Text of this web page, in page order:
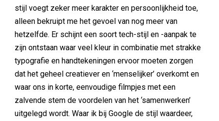
stijl voegt zeker meer karakter en persoonlijkheid toe,
alleen bekruipt me het gevoel van nog meer van
hetzelfde. Er schijnt een soort tech-stijl en -aanpak te
zijn ontstaan waar veel kleur in combinatie met strakke
typografie en handtekeningen ervoor moeten zorgen
dat het geheel creatiever en ‘menselijker’ overkomt en
waar ons in korte, eenvoudige filmpjes met een
zalvende stem de voordelen van het ‘samenwerken’
uitgelegd wordt. Waar ik bij Google de stijl waardeer,